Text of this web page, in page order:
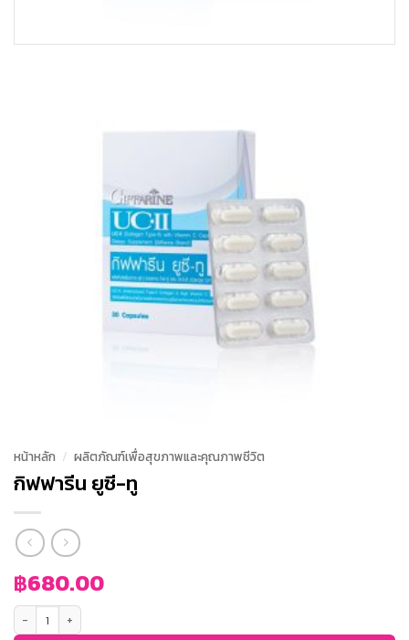
หน้าหลัก / ผลิตภัณฑ์เพื่อสุขภาพและคุณภาพชีวิต
กิฟฟารีน ยูซี-ทู
฿680.00
จำนวน กิฟฟารีน ยูซี-ทู ชิ้น